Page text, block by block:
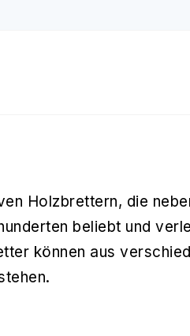
Holzbrettern, die
beliebt und
können aus